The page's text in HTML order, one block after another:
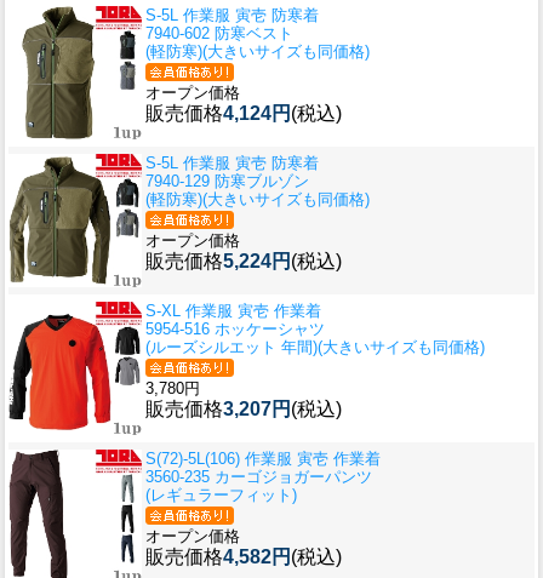
S-5L 作業服 寅壱 防寒着
7940-602 防寒ベスト
(軽防寒)(大きいサイズも同価格)
オープン価格
販売価格4,124円 (税込)
S-5L 作業服 寅壱 防寒着
7940-129 防寒ブルゾン
(軽防寒)(大きいサイズも同価格)
オープン価格
販売価格5,224円 (税込)
S-XL 作業服 寅壱 作業着
5954-516 ホッケーシャツ
(ルーズシルエット 年間)(大きいサイズも同価格)
3,780円
販売価格3,207円 (税込)
S(72)-5L(106) 作業服 寅壱 作業着
3560-235 カーゴジョガーパンツ
(レギュラーフィット)
オープン価格
販売価格4,582円 (税込)